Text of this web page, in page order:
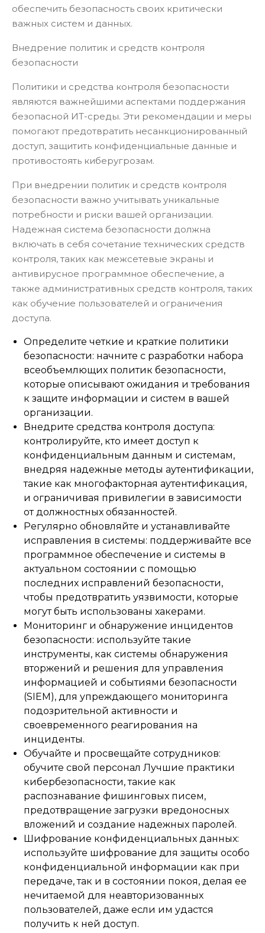
обеспечить безопасность своих критически
важных систем и данных.
Внедрение политик и средств контроля
безопасности
Политики и средства контроля безопасности
являются важнейшими аспектами поддержания
безопасной ИТ-среды. Эти рекомендации и меры
помогают предотвратить несанкционированный
доступ, защитить конфиденциальные данные и
противостоять киберугрозам.
При внедрении политик и средств контроля
безопасности важно учитывать уникальные
потребности и риски вашей организации.
Надежная система безопасности должна
включать в себя сочетание технических средств
контроля, таких как межсетевые экраны и
антивирусное программное обеспечение, а
также административных средств контроля, таких
как обучение пользователей и ограничения
доступа.
Определите четкие и краткие политики
безопасности: начните с разработки набора
всеобъемлющих политик безопасности,
которые описывают ожидания и требования
к защите информации и систем в вашей
организации.
Внедрите средства контроля доступа:
контролируйте, кто имеет доступ к
конфиденциальным данным и системам,
внедряя надежные методы аутентификации,
такие как многофакторная аутентификация,
и ограничивая привилегии в зависимости
от должностных обязанностей.
Регулярно обновляйте и устанавливайте
исправления в системы: поддерживайте все
программное обеспечение и системы в
актуальном состоянии с помощью
последних исправлений безопасности,
чтобы предотвратить уязвимости, которые
могут быть использованы хакерами.
Мониторинг и обнаружение инцидентов
безопасности: используйте такие
инструменты, как системы обнаружения
вторжений и решения для управления
информацией и событиями безопасности
(SIEM), для упреждающего мониторинга
подозрительной активности и
своевременного реагирования на
инциденты.
Обучайте и просвещайте сотрудников:
обучите свой персонал Лучшие практики
кибербезопасности, такие как
распознавание фишинговых писем,
предотвращение загрузки вредоносных
вложений и создание надежных паролей.
Шифрование конфиденциальных данных:
используйте шифрование для защиты особо
конфиденциальной информации как при
передаче, так и в состоянии покоя, делая ее
нечитаемой для неавторизованных
пользователей, даже если им удастся
получить к ней доступ.